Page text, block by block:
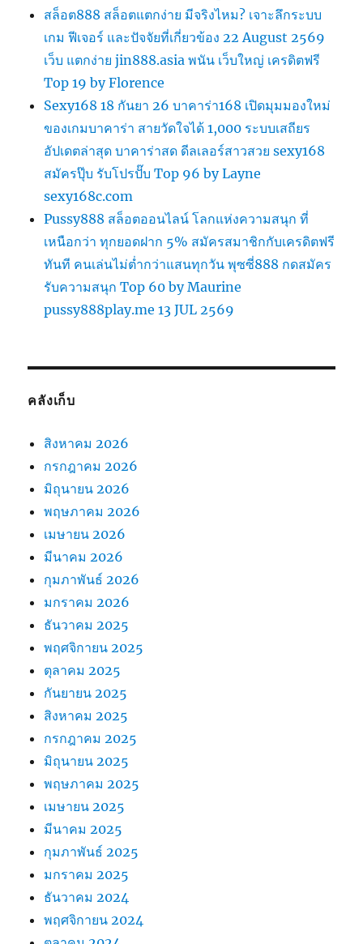
สล็อต888 สล็อตแตกง่าย มีจริงไหม? เจาะลึกระบบ
เกม ฟีเจอร์ และปัจจัยที่เกี่ยวข้อง 22 August 2569
เว็บ แตกง่าย jin888.asia พนัน เว็บใหญ่ เครดิตฟรี
Top 19 by Florence
Sexy168 18 กันยา 26 บาคาร่า168 เปิดมุมมองใหม่
ของเกมบาคาร่า สายวัดใจได้ 1,000 ระบบเสถียร
อัปเดตล่าสุด บาคาร่าสด ดีลเลอร์สาวสวย sexy168
สมัครปุ๊บ รับโปรปั๊บ Top 96 by Layne
sexy168c.com
Pussy888 สล็อตออนไลน์ โลกแห่งความสนุก ที่
เหนือกว่า ทุกยอดฝาก 5% สมัครสมาชิกกับเครดิตฟรี
ทันที คนเล่นไม่ต่ำกว่าแสนทุกวัน พุซซี่888 กดสมัคร
รับความสนุก Top 60 by Maurine
pussy888play.me 13 JUL 2569
คลังเก็บ
สิงหาคม 2026
กรกฎาคม 2026
มิถุนายน 2026
พฤษภาคม 2026
เมษายน 2026
มีนาคม 2026
กุมภาพันธ์ 2026
มกราคม 2026
ธันวาคม 2025
พฤศจิกายน 2025
ตุลาคม 2025
กันยายน 2025
สิงหาคม 2025
กรกฎาคม 2025
มิถุนายน 2025
พฤษภาคม 2025
เมษายน 2025
มีนาคม 2025
กุมภาพันธ์ 2025
มกราคม 2025
ธันวาคม 2024
พฤศจิกายน 2024